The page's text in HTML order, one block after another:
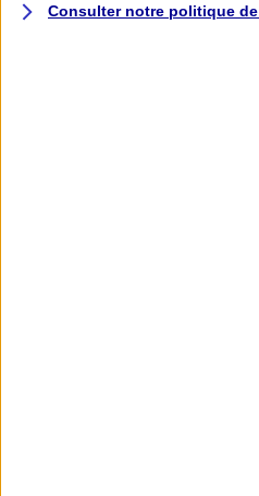
Consulter notre politique de